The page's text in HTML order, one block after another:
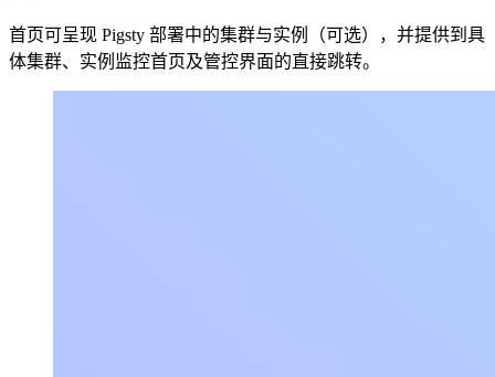
首页可呈现 Pigsty 部署中的集群与实例（可选），并提供到具
体集群、实例监控首页及管控界面的直接跳转。